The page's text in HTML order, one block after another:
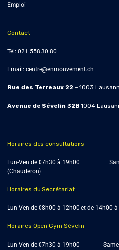
Emploi
Contact
Tél: 021 558 30 80
Email: centre@enmouvement.ch
Rue des Terreaux 22 – 1003
Avenue de Sévelin 32B 1004
Horaires des consultations
Lun-Ven de 07h30 à 19h00
(Chauderon)
Horaires du Secrétariat
Lun-Ven de 08h00 à 12h00 et de
Horaires Open Gym Sévelin
Lun-Ven de 07h30 à 19h00